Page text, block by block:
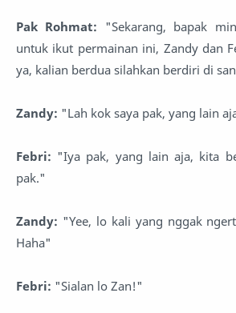
Pak Rohmat: "Sekarang, bapak
untuk ikut permainan ini, Zandy dan
ya, kalian berdua silahkan berdiri di
Zandy: "Lah kok saya pak, yang lain
Febri: "Iya pak, yang lain aja, kita
pak."
Zandy: "Yee, lo kali yang nggak
Haha"
Febri: "Sialan lo Zan!"